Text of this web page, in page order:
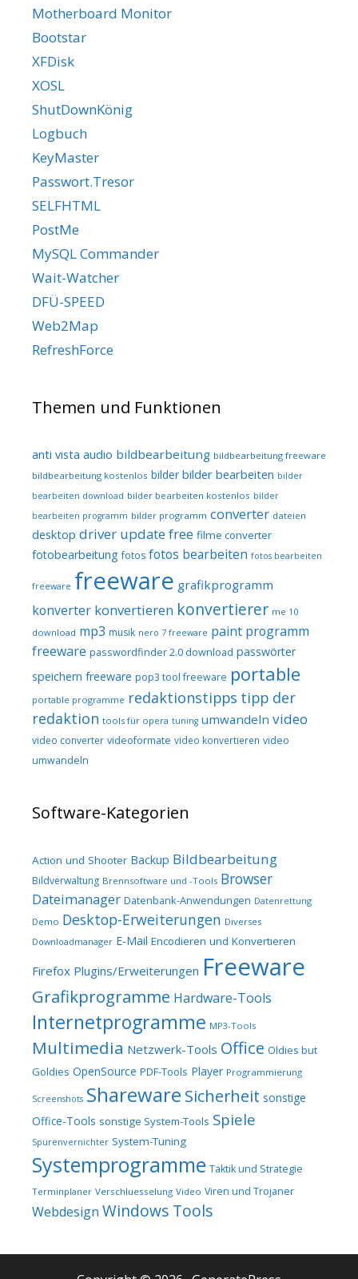
Motherboard Monitor
Bootstar
XFDisk
XOSL
ShutDownKönig
Logbuch
KeyMaster
Passwort.Tresor
SELFHTML
PostMe
MySQL Commander
Wait-Watcher
DFÜ-SPEED
Web2Map
RefreshForce
Themen und Funktionen
anti vista audio bildbearbeitung bildbearbeitung freeware
bildbearbeitung kostenlos bilder bilder bearbeiten bilder
bearbeiten download bilder bearbeiten kostenlos bilder
bearbeiten programm bilder programm converter dateien
desktop driver update free filme converter
fotobearbeitung fotos fotos bearbeiten fotos bearbeiten
freeware freeware grafikprogramm
konverter konvertieren konvertierer me 10
download mp3 musik nero 7 freeware paint programm
freeware passwordfinder 2.0 download passwörter
speichern freeware pop3 tool freeware portable
portable programme redaktionstipps tipp der
redaktion tools für opera tuning umwandeln video
video converter videoformate video konvertieren video
umwandeln
Software-Kategorien
Action und Shooter Backup Bildbearbeitung
Bildverwaltung Brennsoftware und -Tools Browser
Dateimanager Datenbank-Anwendungen Datenrettung
Demo Desktop-Erweiterungen Diverses
Downloadmanager E-Mail Encodieren und Konvertieren
Firefox Plugins/Erweiterungen Freeware
Grafikprogramme Hardware-Tools
Internetprogramme MP3-Tools
Multimedia Netzwerk-Tools Office Oldies but
Goldies OpenSource PDF-Tools Player Programmierung
Screenshots Shareware Sicherheit sonstige
Office-Tools sonstige System-Tools Spiele
Spurenvernichter System-Tuning
Systemprogramme Taktik und Strategie
Terminplaner Verschluesselung Video Viren und Trojaner
Webdesign Windows Tools